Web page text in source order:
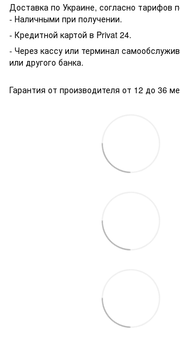
Доставка по Украине, согласно тарифов
- Наличными при получении.
- Кредитной картой в Privat 24.
- Через кассу или терминал
или другого банка.
Гарантия от производителя от 12 до 36